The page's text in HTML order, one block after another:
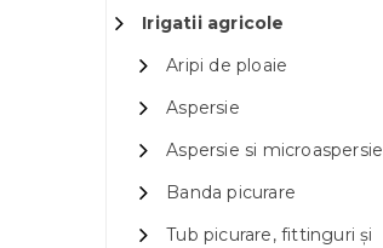
Irigatii agricole
Aripi de ploaie
Aspersie
Aspersie si microaspersie
Banda picurare
Tub picurare, fittinguri și